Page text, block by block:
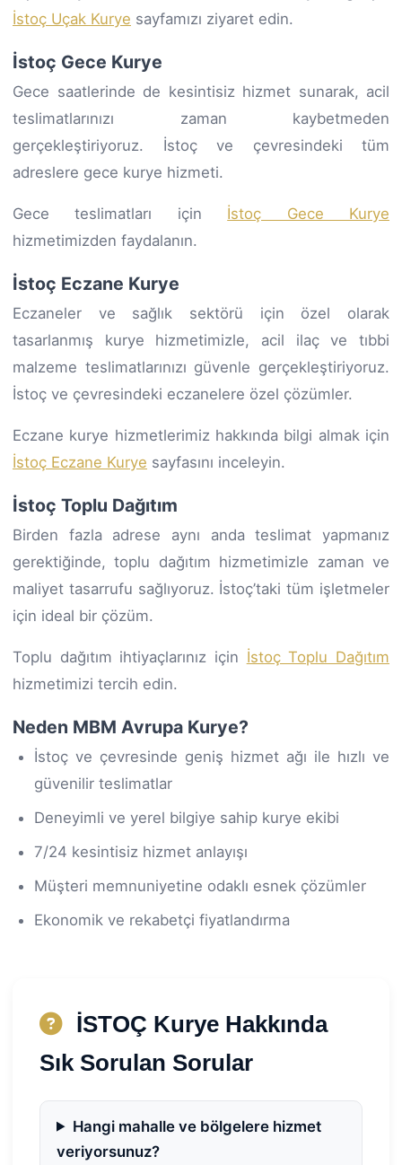
İstoç Uçak Kurye sayfamızı ziyaret edin.
İstoç Gece Kurye
Gece saatlerinde de kesintisiz hizmet sunarak, acil
teslimatlarınızı zaman kaybetmeden
gerçekleştiriyoruz. İstoç ve çevresindeki tüm
adreslere gece kurye hizmeti.
Gece teslimatları için İstoç Gece Kurye
hizmetimizden faydalanın.
İstoç Eczane Kurye
Eczaneler ve sağlık sektörü için özel olarak
tasarlanmış kurye hizmetimizle, acil ilaç ve tıbbi
malzeme teslimatlarınızı güvenle gerçekleştiriyoruz.
İstoç ve çevresindeki eczanelere özel çözümler.
Eczane kurye hizmetlerimiz hakkında bilgi almak için
İstoç Eczane Kurye sayfasını inceleyin.
İstoç Toplu Dağıtım
Birden fazla adrese aynı anda teslimat yapmanız
gerektiğinde, toplu dağıtım hizmetimizle zaman ve
maliyet tasarrufu sağlıyoruz. İstoç’taki tüm işletmeler
için ideal bir çözüm.
Toplu dağıtım ihtiyaçlarınız için İstoç Toplu Dağıtım
hizmetimizi tercih edin.
Neden MBM Avrupa Kurye?
İstoç ve çevresinde geniş hizmet ağı ile hızlı ve
güvenilir teslimatlar
Deneyimli ve yerel bilgiye sahip kurye ekibi
7/24 kesintisiz hizmet anlayışı
Müşteri memnuniyetine odaklı esnek çözümler
Ekonomik ve rekabetçi fiyatlandırma
İSTOÇ Kurye Hakkında
Sık Sorulan Sorular
Hangi mahalle ve bölgelere hizmet
veriyorsunuz?